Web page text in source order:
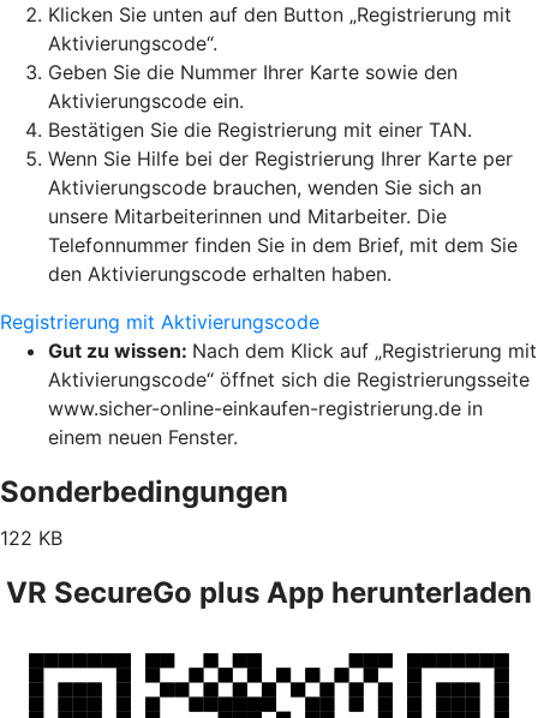
Klicken Sie unten auf den Button „Registrierung mit
Aktivierungscode“.
Geben Sie die Nummer Ihrer Karte sowie den
Aktivierungscode ein.
Bestätigen Sie die Registrierung mit einer TAN.
Wenn Sie Hilfe bei der Registrierung Ihrer Karte per
Aktivierungscode brauchen, wenden Sie sich an
unsere Mitarbeiterinnen und Mitarbeiter. Die
Telefonnummer finden Sie in dem Brief, mit dem Sie
den Aktivierungscode erhalten haben.
Registrierung mit Aktivierungscode
Gut zu wissen: Nach dem Klick auf „Registrierung mit
Aktivierungscode“ öffnet sich die Registrierungsseite
www.sicher-online-einkaufen-registrierung.de in
einem neuen Fenster.
Sonderbedingungen
122 KB
VR SecureGo plus App herunterladen